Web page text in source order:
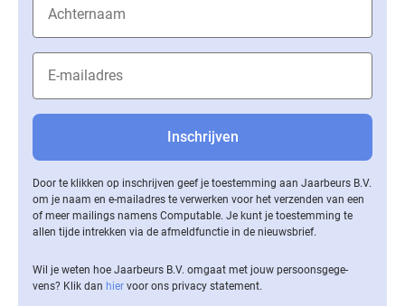
Door te klikken op inschrijven geef je toestemming aan Jaarbeurs B.V.
om je naam en e-mailadres te verwerken voor het verzenden van een
of meer mailings namens Computable. Je kunt je toestemming te
allen tijde intrekken via de af­meld­func­tie in de nieuwsbrief.
Wil je weten hoe Jaarbeurs B.V. omgaat met jouw per­soons­ge­ge­
vens? Klik dan hier voor ons privacy statement.